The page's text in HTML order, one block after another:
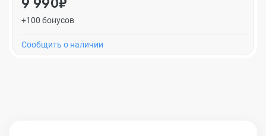
+100 бонусов
Cообщить о наличии